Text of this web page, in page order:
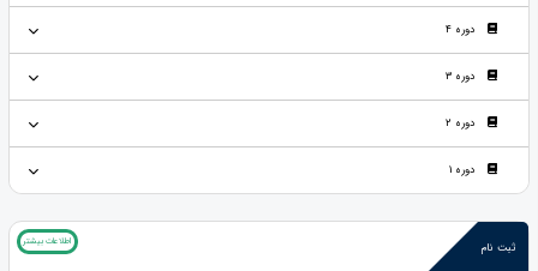
دوره 4
دوره 3
دوره 2
دوره 1
ثبت نام اطلاعات بیشتر